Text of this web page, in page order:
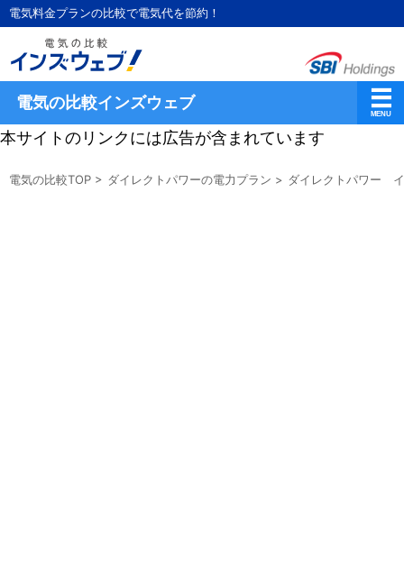
電気料金プランの比較で電気代を節約！
電気の比較インズウェブ
本サイトのリンクには広告が含まれています
電気の比較TOP > ダイレクトパワーの電力プラン > ダイレクトパワー